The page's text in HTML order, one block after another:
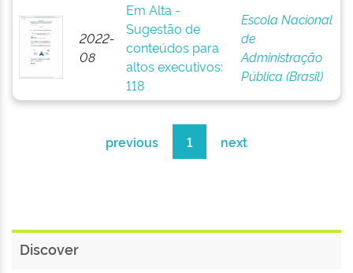
2022-
08
Em Alta -
Sugestão de
conteúdos para
altos executivos:
118
Escola Nacional
de
Administração
Pública (Brasil)
previous 1 next
Discover